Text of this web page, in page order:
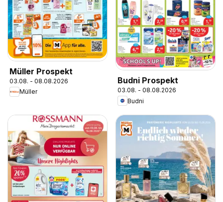
Müller Prospekt
03.08. - 08.08.2026
Müller
Budni Prospekt
03.08. - 08.08.2026
Budni